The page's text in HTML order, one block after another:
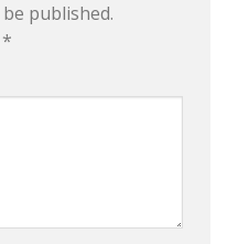
published.
*